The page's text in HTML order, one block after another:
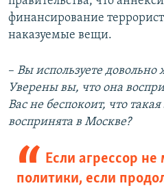
финансирование
наказуемые вещи.
–​ Вы используете довольно
Уверены вы, что она
Вас не беспокоит, что
воспринята в Москве?
Если агрессор не
политики, если